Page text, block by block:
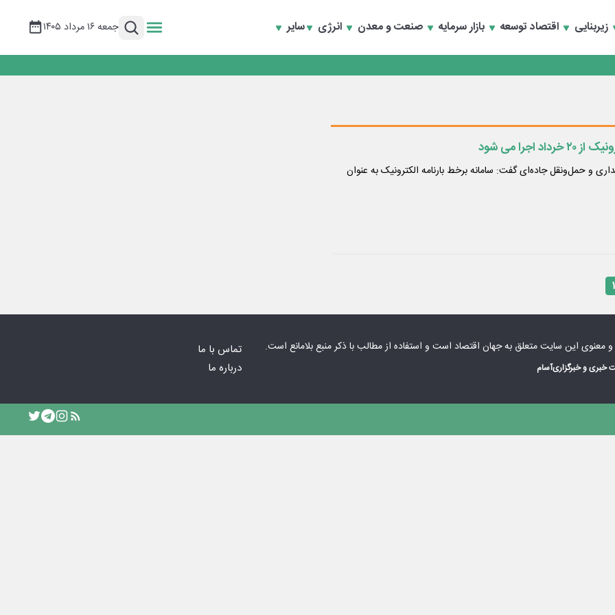
زیربنایی اقتصاد توسعه بازار سرمایه صنعت و معدن انرژی سایر جمعه ۱۶ مرداد ۱۴۰۵
تجارت و همگرایی منطقه‌ای
تجارت و همگرایی منطقه‌ای
اجرا می شود
و حمل‌ونقل جاده‌ای گفت: سامانه برخط بارنامه الکترونیک به عنوان
۱
معنوی این سایت متعلق بهجهان اقتصاد است و استفاده از مطالب با ذکر منبع بلامانع است.
خبری و خبرگزاریآسام
تماس با ما
درباره ما